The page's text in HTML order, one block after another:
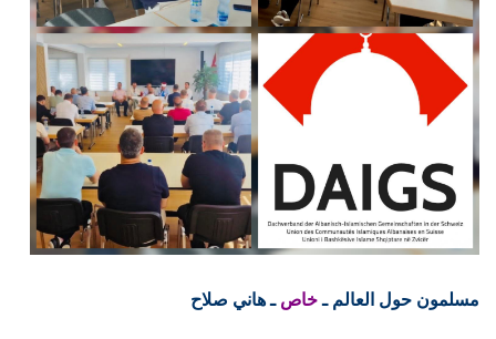
مسلمون حول العالم ـخاص ـ هاني صلاح